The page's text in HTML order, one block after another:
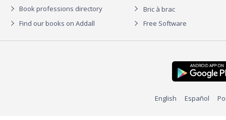
Book professions directory
Find our books on Addall
Bric à brac
Free Software
English Español